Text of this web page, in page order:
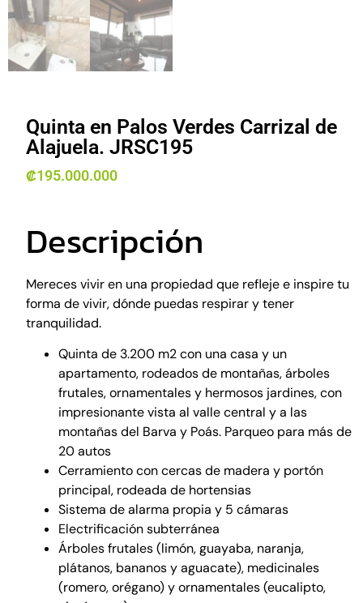
Quinta en Palos Verdes Carrizal de
Alajuela. JRSC195
₡195.000.000
Descripción
Mereces vivir en una propiedad que refleje e inspire tu
forma de vivir, dónde puedas respirar y tener
tranquilidad.
Quinta de 3.200 m2 con una casa y un
apartamento, rodeados de montañas, árboles
frutales, ornamentales y hermosos jardines, con
impresionante vista al valle central y a las
montañas del Barva y Poás. Parqueo para más de
20 autos
Cerramiento con cercas de madera y portón
principal, rodeada de hortensias
Sistema de alarma propia y 5 cámaras
Electrificación subterránea
Árboles frutales (limón, guayaba, naranja,
plátanos, bananos y aguacate), medicinales
(romero, orégano) y ornamentales (eucalipto,